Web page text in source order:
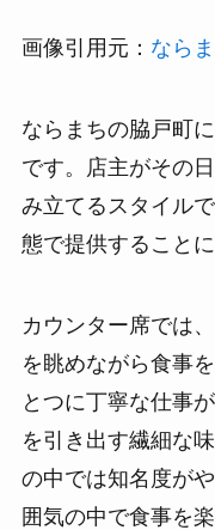
画像引用元： なら
ならまちの脇戸町
です。店主がその
み立てるスタイル
態で提供すること
カウンター席では
を眺めながら食事
とつに丁寧な仕事
を引き出す繊細な
の中では知名度が
囲気の中で食事を